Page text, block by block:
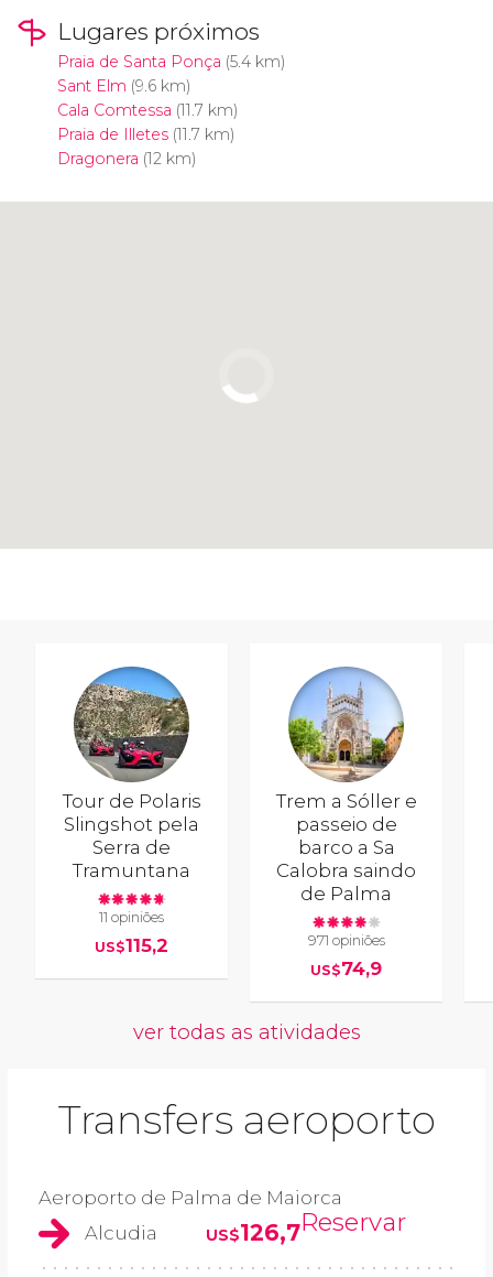
Lugares próximos
Praia de Santa Ponça (5.4 km)
Sant Elm (9.6 km)
Cala Comtessa (11.7 km)
Praia de Illetes(11.7 km)
Dragonera (12 km)
Tour de Polaris
Slingshot pela
Serra de
Tramuntana
11 opiniões
US$115,2
Trem a Sóller e
passeio de
barco a Sa
Calobra saindo
de Palma
971 opiniões
US$74,9
ver todas as atividades
Transfers aeroporto
Aeroporto de Palma de Maiorca
Alcudia
US$126,7Reservar